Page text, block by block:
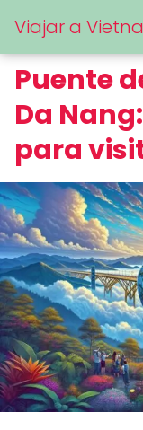
Viajar a
Puente
Da
para